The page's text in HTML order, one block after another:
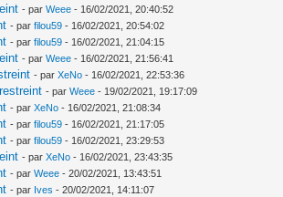
- parWeee - 16/02/2021, 20:40:52
- parfilou59 - 16/02/2021, 20:54:02
- parfilou59 - 16/02/2021, 21:04:15
- parWeee - 16/02/2021, 21:56:41
- parXeNo - 16/02/2021, 22:53:36
- parWeee - 19/02/2021, 19:17:09
- parXeNo - 16/02/2021, 21:08:34
- parfilou59 - 16/02/2021, 21:17:05
- parfilou59 - 16/02/2021, 23:29:53
- parXeNo - 16/02/2021, 23:43:35
- parWeee - 20/02/2021, 13:43:51
- par Ives - 20/02/2021, 14:11:07